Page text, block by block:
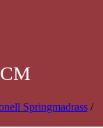
Springmadrass/